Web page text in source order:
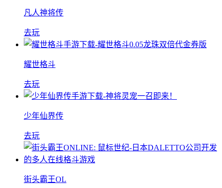
凡人神将传
去玩
耀世格斗
去玩
少年仙界传
去玩
街头霸王OL